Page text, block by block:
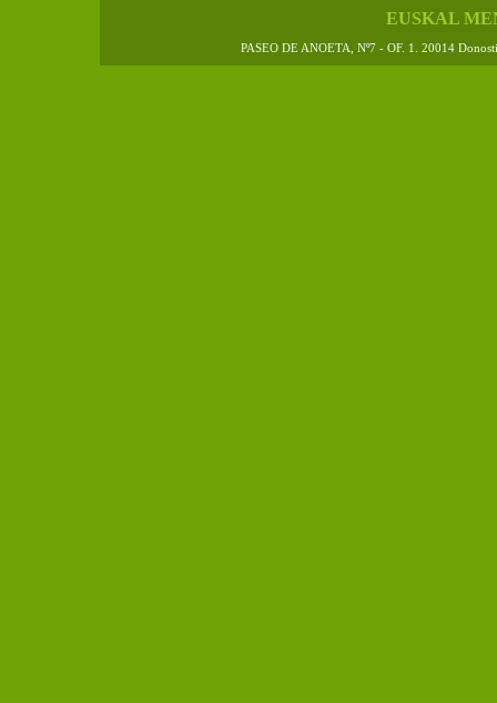
EUSKAL
PASEO DE ANOETA, Nº7 - OF. 1. 20014